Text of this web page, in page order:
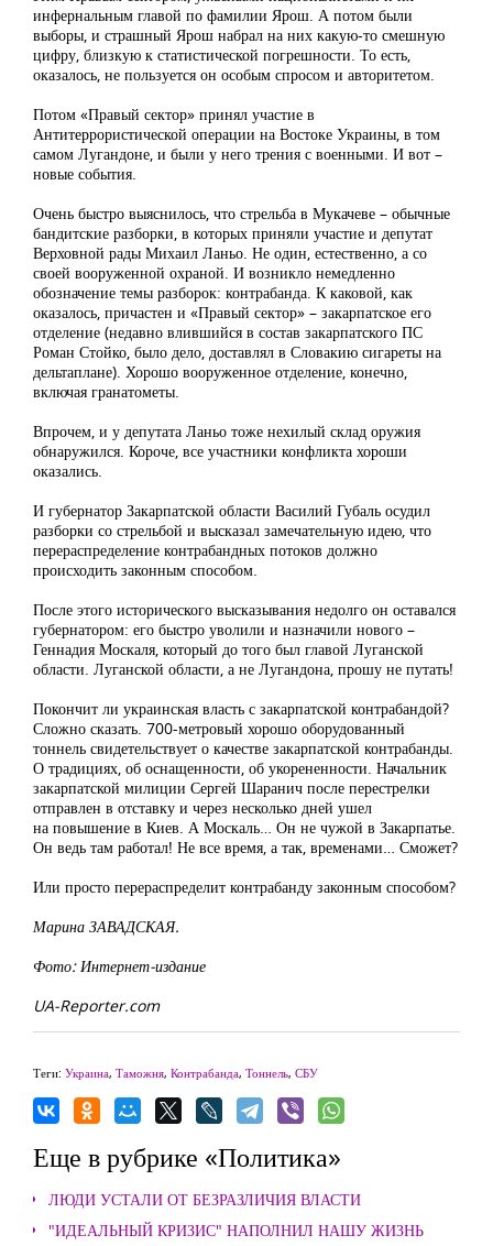
инфернальным главой по фамилии Ярош. А потом были
выборы, и страшный Ярош набрал на них какую-то смешную
цифру, близкую к статистической погрешности. То есть,
оказалось, не пользуется он особым спросом и авторитетом.
Потом «Правый сектор» принял участие в
Антитеррористической операции на Востоке Украины, в том
самом Лугандоне, и были у него трения с военными. И вот –
новые события.
Очень быстро выяснилось, что стрельба в Мукачеве – обычные
бандитские разборки, в которых приняли участие и депутат
Верховной рады Михаил Ланьо. Не один, естественно, а со
своей вооруженной охраной. И возникло немедленно
обозначение темы разборок: контрабанда. К каковой, как
оказалось, причастен и «Правый сектор» – закарпатское его
отделение (недавно влившийся в состав закарпатского ПС
Роман Стойко, было дело, доставлял в Словакию сигареты на
дельтаплане). Хорошо вооруженное отделение, конечно,
включая гранатометы.
Впрочем, и у депутата Ланьо тоже нехилый склад оружия
обнаружился. Короче, все участники конфликта хороши
оказались.
И губернатор Закарпатской области Василий Губаль осудил
разборки со стрельбой и высказал замечательную идею, что
перераспределение контрабандных потоков должно
происходить законным способом.
После этого исторического высказывания недолго он оставался
губернатором: его быстро уволили и назначили нового –
Геннадия Москаля, который до того был главой Луганской
области. Луганской области, а не Лугандона, прошу не путать!
Покончит ли украинская власть с закарпатской контрабандой?
Сложно сказать. 700-метровый хорошо оборудованный
тоннель свидетельствует о качестве закарпатской контрабанды.
О традициях, об оснащенности, об укорененности. Начальник
закарпатской милиции Сергей Шаранич после перестрелки
отправлен в отставку и через несколько дней ушел
на повышение в Киев. А Москаль… Он не чужой в Закарпатье.
Он ведь там работал! Не все время, а так, временами… Сможет?
Или просто перераспределит контрабанду законным способом?
Марина ЗАВАДСКАЯ.
Фото: Интернет-издание
UA-Reporter.com
Теги: Украина, Таможня, Контрабанда, Тоннель, СБУ
Еще в рубрике «Политика»
ЛЮДИ УСТАЛИ ОТ БЕЗРАЗЛИЧИЯ ВЛАСТИ
"ИДЕАЛЬНЫЙ КРИЗИС" НАПОЛНИЛ НАШУ ЖИЗНЬ